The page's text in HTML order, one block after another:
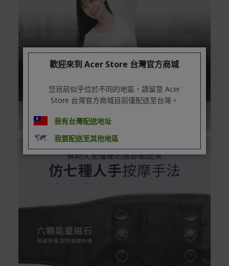
歡迎來到 Acer Store 台灣官方商城
您目前似乎位於不同的地區，請留意 Acer
Store 台灣官方商城目前僅配送至台灣。
我有台灣配送地址
我要配送至其他地區